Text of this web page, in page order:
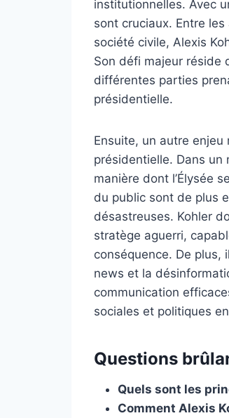
institutionnelles. Avec
sont cruciaux. Entre
société civile, Alexis
Son défi majeur réside
différentes parties
présidentielle.
Ensuite, un autre
présidentielle. Dans un
manière dont l’Élysée
du public sont de plus
désastreuses. Kohler
stratège aguerri,
conséquence. De plus,
news et la
communication
sociales et politiques
Questions
Quels sont les
Comment Alexis